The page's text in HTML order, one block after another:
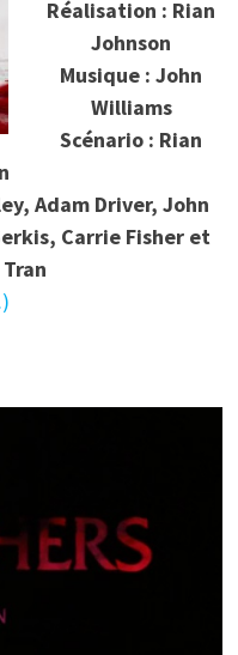
Réalisation : Rian
Johnson
Musique : John
Williams
Scénario : Rian
Adam Driver, John
Carrie Fisher et